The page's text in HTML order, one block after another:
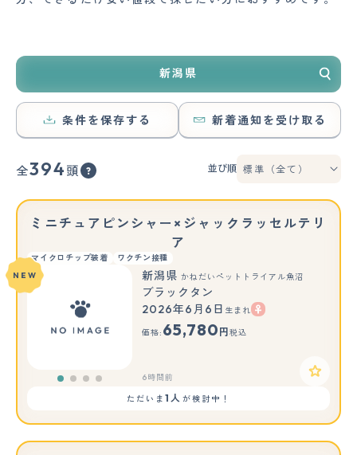
新潟県
条件を保存する 新着通知を受け取る
全394 頭 並び順
ミニチュアピンシャー×ジャックラッセルテリ
ア
マイクロチップ装着
ワクチン接種
NEW
新潟県 かねだいペットトライアル魚沼
ブラックタン
2026年6月6日 生まれ
価格: 65,780 円 税込
6時間前
ただいま1人 が検討中！